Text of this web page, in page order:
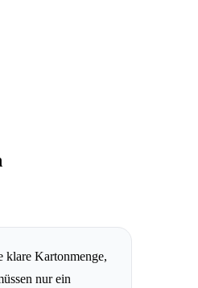
klare Kartonmenge,
nur ein